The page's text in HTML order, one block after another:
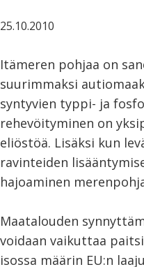
25.10.2010
Itämeren pohjaa on
suurimmaksi
syntyvien typpi- ja
rehevöityminen on
eliöstöä. Lisäksi kun
ravinteiden
hajoaminen
Maatalouden
voidaan vaikuttaa
isossa määrin EU:n